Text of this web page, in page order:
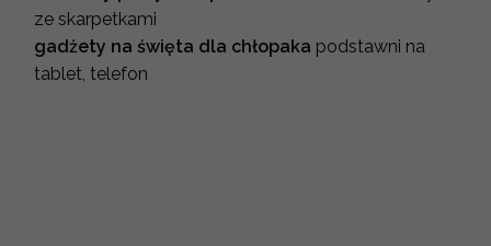
ze skarpetkami
gadżety na święta dla chłopaka podstawni na
tablet, telefon